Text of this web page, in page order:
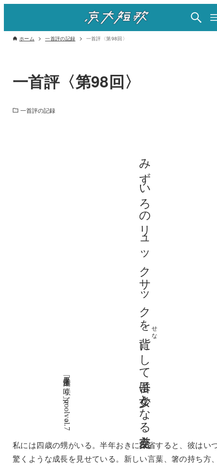
ホーム 一首評の記録 一首評〈第98回〉
一首評〈第98回〉
一首評の記録
二又千文「道々に咲く」／『pool』vol.7
みずいろのリュックサックを
せな
にして吾子は少女となる交差点
私には四歳の甥がいる。半年おきに帰省すると、彼はい
驚くような成長を見せている。新しい言葉、箸の持ち方